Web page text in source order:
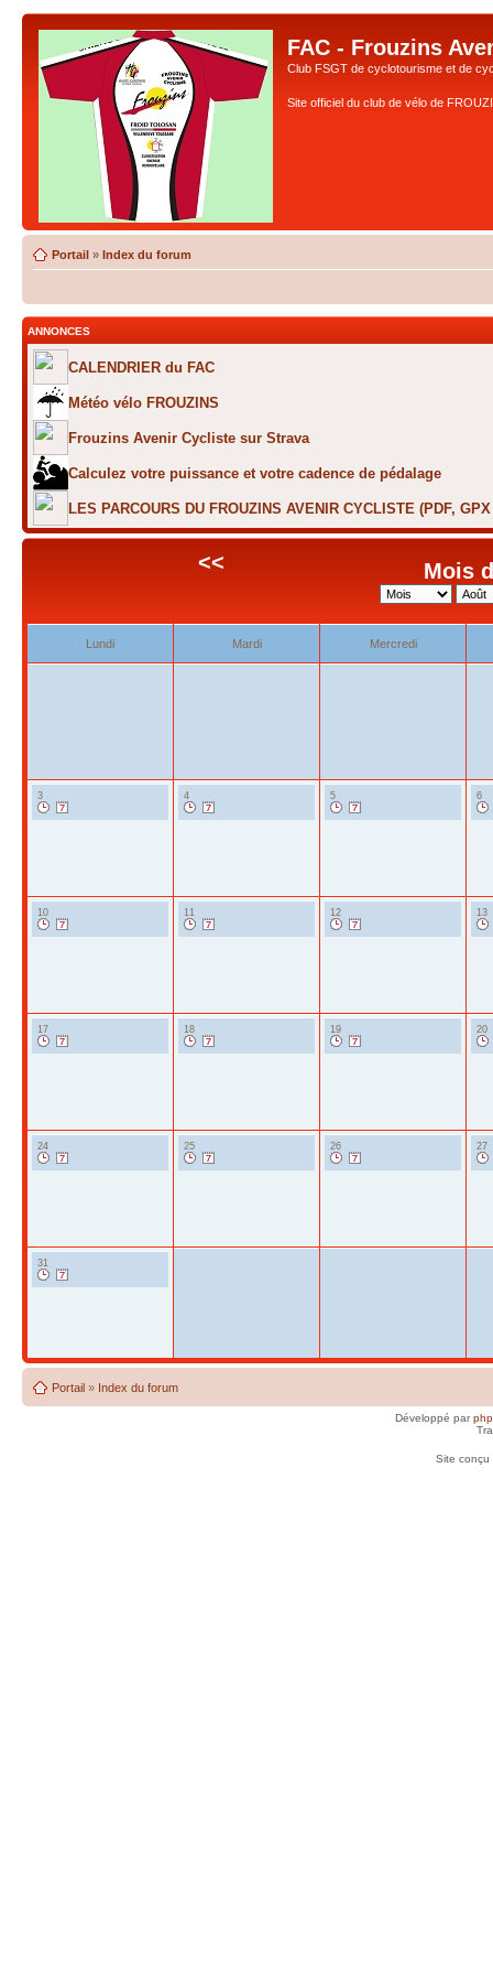
FAC - Frouzins
Club FSGT de cyclotourisme et de
Site officiel du club de vélo de
Portail » Index du forum
ANNONCES
CALENDRIER du FAC
Météo vélo FROUZINS
Frouzins Avenir Cycliste sur Strava
Calculez votre puissance et votre cadence de pédalage
LES PARCOURS DU FROUZINS AVENIR CYCLISTE (PDF,
<< Mois
Lundi Mardi Mercredi
3 4 5 6
10 11 12 13
17 18 19 20
24 25 26 27
31
Portail » Index du forum
Développé par
Site conçu